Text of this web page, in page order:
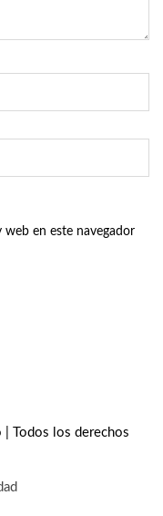
en este navegador
Todos los derechos